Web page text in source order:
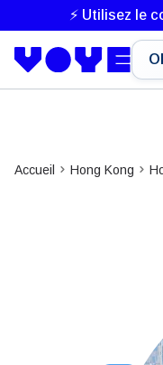
⚡ Utilisez le
Accueil Hong Kong